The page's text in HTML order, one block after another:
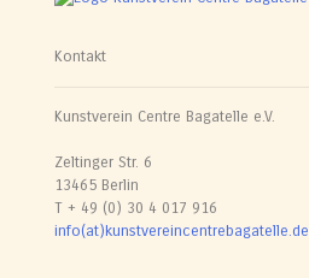
Kontakt
Kunstverein Centre Bagatelle e.V.
Zeltinger Str. 6
13465 Berlin
T + 49 (0) 30 4 017 916
info(at)kunstvereincentrebagatelle.de